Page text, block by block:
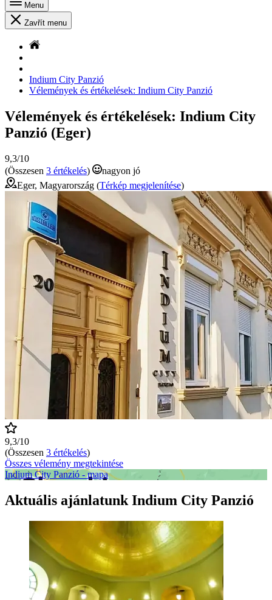
Menu
Zavřít menu
Indium City Panzió
Vélemények és értékelések: Indium City Panzió
Vélemények és értékelések: Indium City
Panzió (Eger)
9,3/10
(Összesen 3 értékelés)
nagyon jó
Eger, Magyarország (Térkép megjelenítése)
9,3/10
(Összesen 3 értékelés)
Összes vélemény megtekintése
Indium City Panzió - mapa
Aktuális ajánlatunk Indium City Panzió
RÉSZLETEK MEGJELENÍTÉSE